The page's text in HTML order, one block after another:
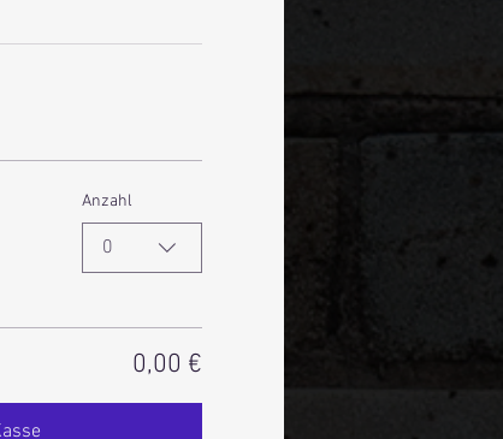
Anzahl
0
0,00 €